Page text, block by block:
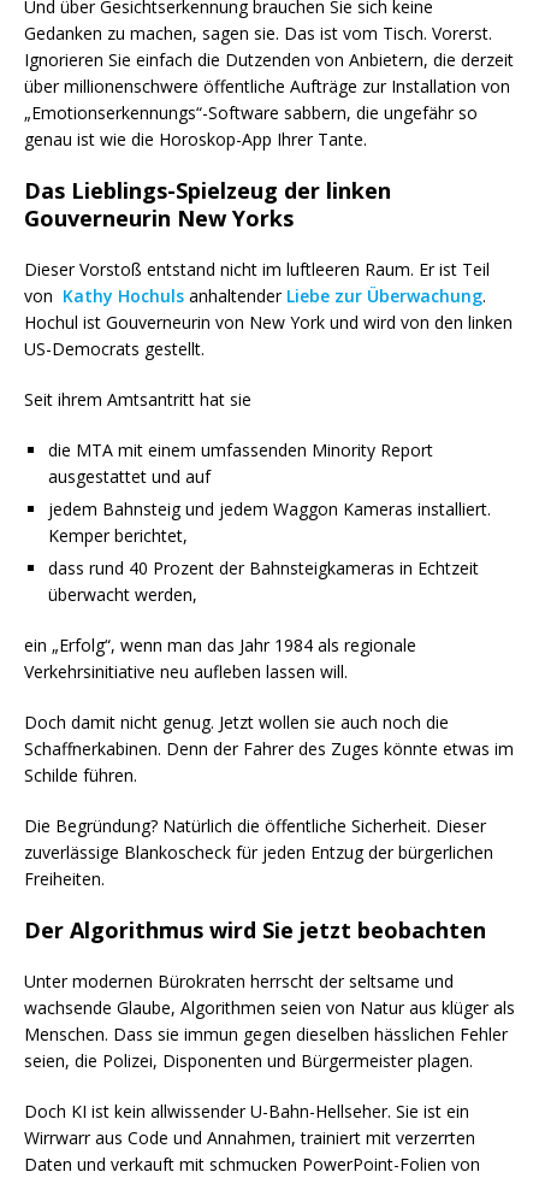
Und über Gesichtserkennung brauchen Sie sich keine
Gedanken zu machen, sagen sie. Das ist vom Tisch. Vorerst.
Ignorieren Sie einfach die Dutzenden von Anbietern, die derzeit
über millionenschwere öffentliche Aufträge zur Installation von
„Emotionserkennungs“-Software sabbern, die ungefähr so ​​
genau ist wie die Horoskop-App Ihrer Tante.
Das Lieblings-Spielzeug der linken
Gouverneurin New Yorks
Dieser Vorstoß entstand nicht im luftleeren Raum. Er ist Teil
von Kathy Hochuls anhaltender Liebe zur Überwachung.
Hochul ist Gouverneurin von New York und wird von den linken
US-Democrats gestellt.
Seit ihrem Amtsantritt hat sie
die MTA mit einem umfassenden Minority Report
ausgestattet und auf
jedem Bahnsteig und jedem Waggon Kameras installiert.
Kemper berichtet,
dass rund 40 Prozent der Bahnsteigkameras in Echtzeit
überwacht werden,
ein „Erfolg“, wenn man das Jahr 1984 als regionale
Verkehrsinitiative neu aufleben lassen will.
Doch damit nicht genug. Jetzt wollen sie auch noch die
Schaffnerkabinen. Denn der Fahrer des Zuges könnte etwas im
Schilde führen.
Die Begründung? Natürlich die öffentliche Sicherheit. Dieser
zuverlässige Blankoscheck für jeden Entzug der bürgerlichen
Freiheiten.
Der Algorithmus wird Sie jetzt beobachten
Unter modernen Bürokraten herrscht der seltsame und
wachsende Glaube, Algorithmen seien von Natur aus klüger als
Menschen. Dass sie immun gegen dieselben hässlichen Fehler
seien, die Polizei, Disponenten und Bürgermeister plagen.
Doch KI ist kein allwissender U-Bahn-Hellseher. Sie ist ein
Wirrwarr aus Code und Annahmen, trainiert mit verzerrten
Daten und verkauft mit schmucken PowerPoint-Folien von